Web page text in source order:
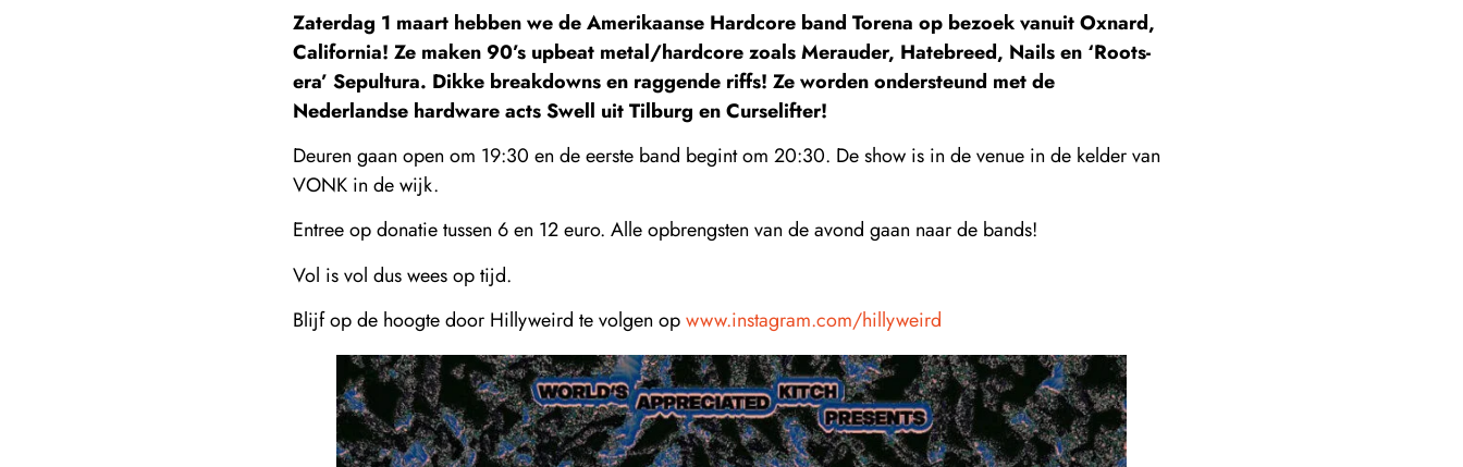
Zaterdag 1 maart hebben we de Amerikaanse Hardcore band Torena op bezoek vanuit Oxnard,
California! Ze maken 90’s upbeat metal/hardcore zoals Merauder, Hatebreed, Nails en ‘Roots-
era’ Sepultura. Dikke breakdowns en raggende riffs! Ze worden ondersteund met de
Nederlandse hardware acts Swell uit Tilburg en Curselifter!
Deuren gaan open om 19:30 en de eerste band begint om 20:30. De show is in de venue in de kelder van
VONK in de wijk.
Entree op donatie tussen 6 en 12 euro. Alle opbrengsten van de avond gaan naar de bands!
Vol is vol dus wees op tijd.
Blijf op de hoogte door Hillyweird te volgen opwww.instagram.com/hillyweird